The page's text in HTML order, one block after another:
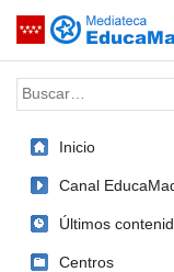
Saltar navegación
Palabra o frase:
Inicio
Canal
Últimos
Centros